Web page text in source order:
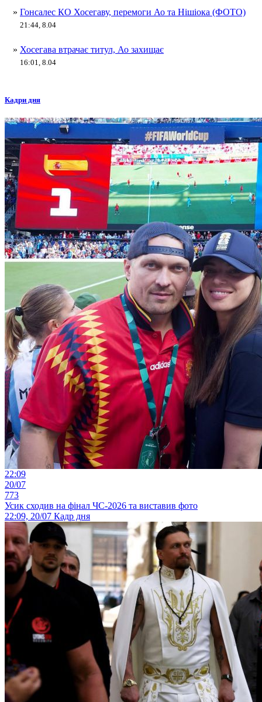
» Гонсалес КО Хосегаву, перемоги Ао та Нішіока (ФОТО)
21:44, 8.04
» Хосегава втрачає титул, Ао захищає
16:01, 8.04
Кадри дня
22:09
20/07
773
Усик сходив на фінал ЧС-2026 та виставив фото
22:09, 20/07 Кадр дня